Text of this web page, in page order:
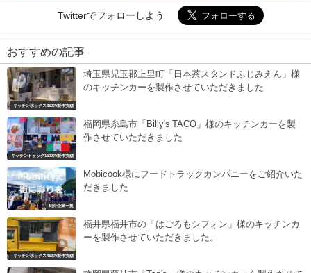
Twitterでフォローしよう
おすすめの記事
キッチンボックス350の製作実績
埼玉県児玉郡上里町「日本茶スタンドふじみえん」様
のキッチンカーを製作させていただきました
キッチントラック1500の製作実績
福岡県糸島市「Billy's TACO」様のキッチンカーを製
作させていただきました
紹介企業一覧
Mobicook様にフードトラックカンパニーをご紹介いた
だきました
キッチンボックス453の製作実績
福井県福井市の「はごろもシフォン」様のキッチンカ
ーを製作させていただきました。